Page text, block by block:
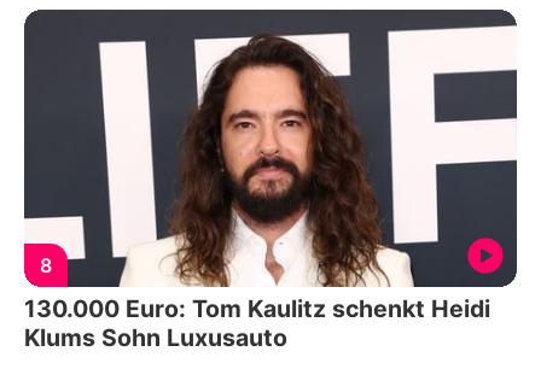
8
130.000 Euro: Tom Kaulitz schenkt Heidi
Klums Sohn Luxusauto